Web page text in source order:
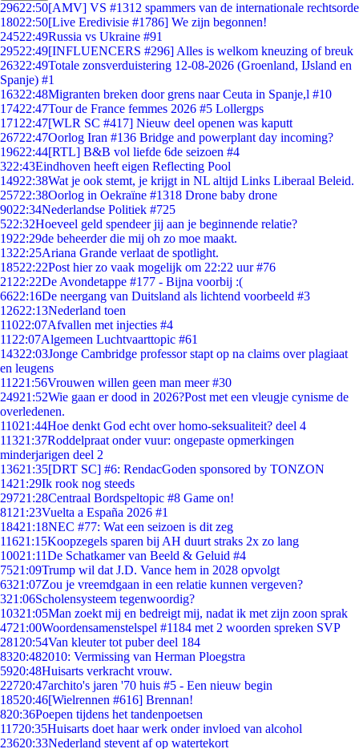
29622:50[AMV] VS #1312 spammers van de internationale rechtsorde
18022:50[Live Eredivisie #1786] We zijn begonnen!
24522:49Russia vs Ukraine #91
29522:49[INFLUENCERS #296] Alles is welkom kneuzing of breuk
26322:49Totale zonsverduistering 12-08-2026 (Groenland, IJsland en
Spanje) #1
16322:48Migranten breken door grens naar Ceuta in Spanje,l #10
17422:47Tour de France femmes 2026 #5 Lollergps
171 22:47[WLR SC #417] Nieuw deel openen was kaputt
26722:47Oorlog Iran #136 Bridge and powerplant day incoming?
19622:44[RTL] B&B vol liefde 6de seizoen #4
322:43Eindhoven heeft eigen Reflecting Pool
14922:38Wat je ook stemt, je krijgt in NL altijd Links Liberaal Beleid.
25722:38Oorlog in Oekraïne #1318 Drone baby drone
9022:34Nederlandse Politiek #725
522:32Hoeveel geld spendeer jij aan je beginnende relatie?
1922:29de beheerder die mij oh zo moe maakt.
1322:25Ariana Grande verlaat de spotlight.
18522:22Post hier zo vaak mogelijk om 22:22 uur #76
21 22:22De Avondetappe #177 - Bijna voorbij :(
6622:16De neergang van Duitsland als lichtend voorbeeld #3
12622:13Nederland toen
11022:07Afvallen met injecties #4
11 22:07Algemeen Luchtvaarttopic #61
14322:03Jonge Cambridge professor stapt op na claims over plagiaat
en leugens
11221:56Vrouwen willen geen man meer #30
24921:52Wie gaan er dood in 2026?Post met een vleugje cynisme de
overledenen.
11021:44Hoe denkt God echt over homo-seksualiteit? deel 4
11321:37Roddelpraat onder vuur: ongepaste opmerkingen
minderjarigen deel 2
13621:35[DRT SC] #6: RendacGoden sponsored by TONZON
1421:29Ik rook nog steeds
29721:28Centraal Bordspeltopic #8 Game on!
81 21:23Vuelta a España 2026 #1
18421:18NEC #77: Wat een seizoen is dit zeg
11621:15Koopzegels sparen bij AH duurt straks 2x zo lang
10021:11De Schatkamer van Beeld & Geluid #4
7521:09Trump wil dat J.D. Vance hem in 2028 opvolgt
6321:07Zou je vreemdgaan in een relatie kunnen vergeven?
321:06Scholensysteem tegenwoordig?
10321:05Man zoekt mij en bedreigt mij, nadat ik met zijn zoon sprak
4721:00Woordensamenstelspel #1184 met 2 woorden spreken SVP
281 20:54Van kleuter tot puber deel 184
8320:482010: Vermissing van Herman Ploegstra
5920:48Huisarts verkracht vrouw.
22720:47archito's jaren '70 huis #5 - Een nieuw begin
18520:46[Wielrennen #616] Brennan!
820:36Poepen tijdens het tandenpoetsen
11720:35Huisarts doet haar werk onder invloed van alcohol
23620:33Nederland stevent af op watertekort